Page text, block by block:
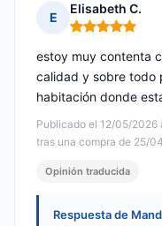
E
Elisabeth C.
Nota: 5 de 5
Publicado el 12/05/2026
tras una compra de 25/
estoy muy contenta
calidad y sobre todo
habitación donde
Opinión traducida
Respuesta de